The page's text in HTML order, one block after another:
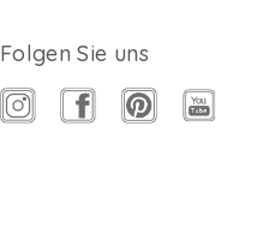
Folgen Sie uns